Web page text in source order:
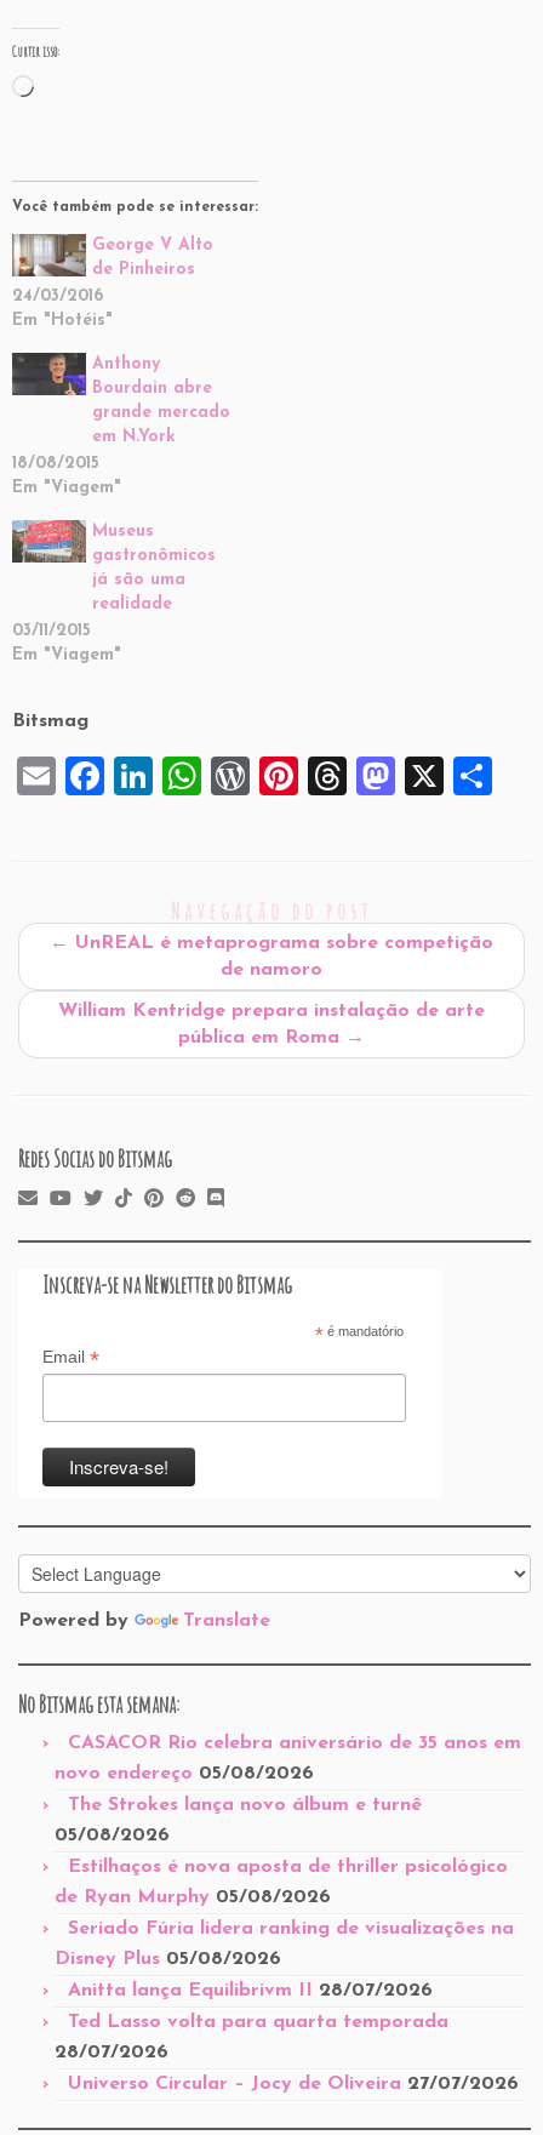
Curtir isso:
Carregando...
Você também pode se interessar:
George V Alto
de Pinheiros
24/03/2016
Em "Hotéis"
Anthony
Bourdain abre
grande mercado
em N.York
18/08/2015
Em "Viagem"
Museus
gastronômicos
já são uma
realidade
03/11/2015
Em "Viagem"
Bitsmag
E
F
b
o
k
Li
e
dI
W
A
p
p
W
P
re
ss
Pi
t
T
a
d
M
d
n
X
Navegação do post
← UnREAL é metaprograma sobre competição
de namoro
William Kentridge prepara instalação de arte
pública em Roma →
Redes Socias do Bitsmag
Inscreva-se na Newsletter do Bitsmag
*é mandatório
Email *
Powered by Translate
No Bitsmag esta semana:
CASACOR Rio celebra aniversário de 35 anos em
novo endereço 05/08/2026
The Strokes lança novo álbum e turnê
05/08/2026
Estilhaços é nova aposta de thriller psicológico
de Ryan Murphy 05/08/2026
Seriado Fúria lidera ranking de visualizações na
Disney Plus 05/08/2026
Anitta lança Equilibrivm II
28/07/2026
Ted Lasso volta para quarta temporada
28/07/2026
Universo Circular – Jocy de Oliveira 27/07/2026